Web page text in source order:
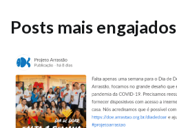
Posts mais engajados